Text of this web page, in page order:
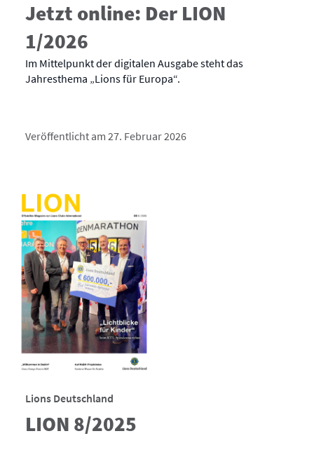
Jetzt online: Der LION
1/2026
Im Mittelpunkt der digitalen Ausgabe steht das
Jahresthema „Lions für Europa“.
Veröffentlicht am 27. Februar 2026
Lions Deutschland
LION 8/2025